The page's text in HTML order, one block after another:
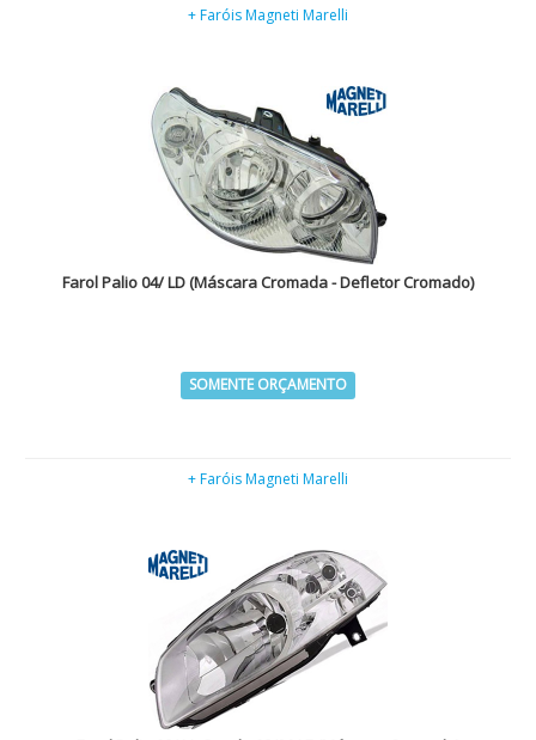
+ Faróis Magneti Marelli
Farol Palio 04/ LD (Máscara Cromada - Defletor Cromado)
SOMENTE ORÇAMENTO
+ Faróis Magneti Marelli